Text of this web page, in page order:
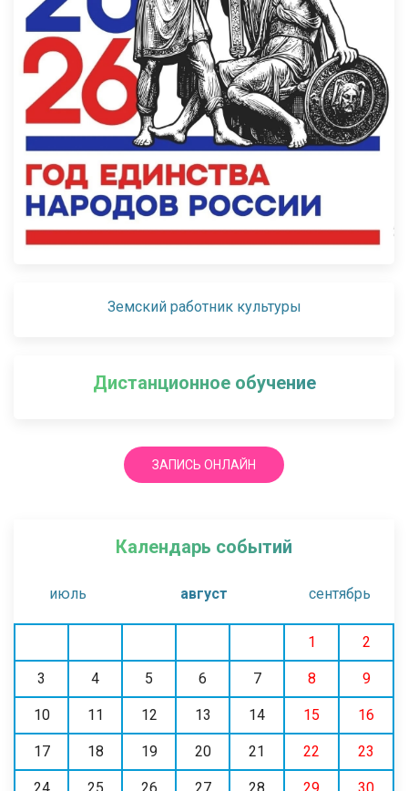
Земский работник культуры
Дистанционное обучение
ЗАПИСЬ ОНЛАЙН
Календарь событий
июль август сентябрь
1 2
3 4 5 6 7 8 9
10 11 12 13 14 15 16
17 18 19 20 21 22 23